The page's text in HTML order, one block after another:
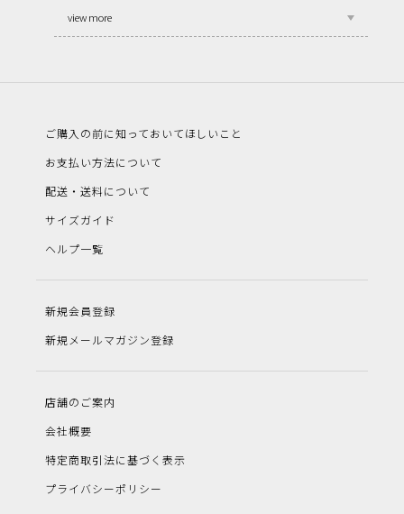
view more
ご購入の前に知っておいてほしいこと
お支払い方法について
配送・送料について
サイズガイド
ヘルプ一覧
新規会員登録
新規メールマガジン登録
店舗のご案内
会社概要
特定商取引法に基づく表示
プライバシーポリシー